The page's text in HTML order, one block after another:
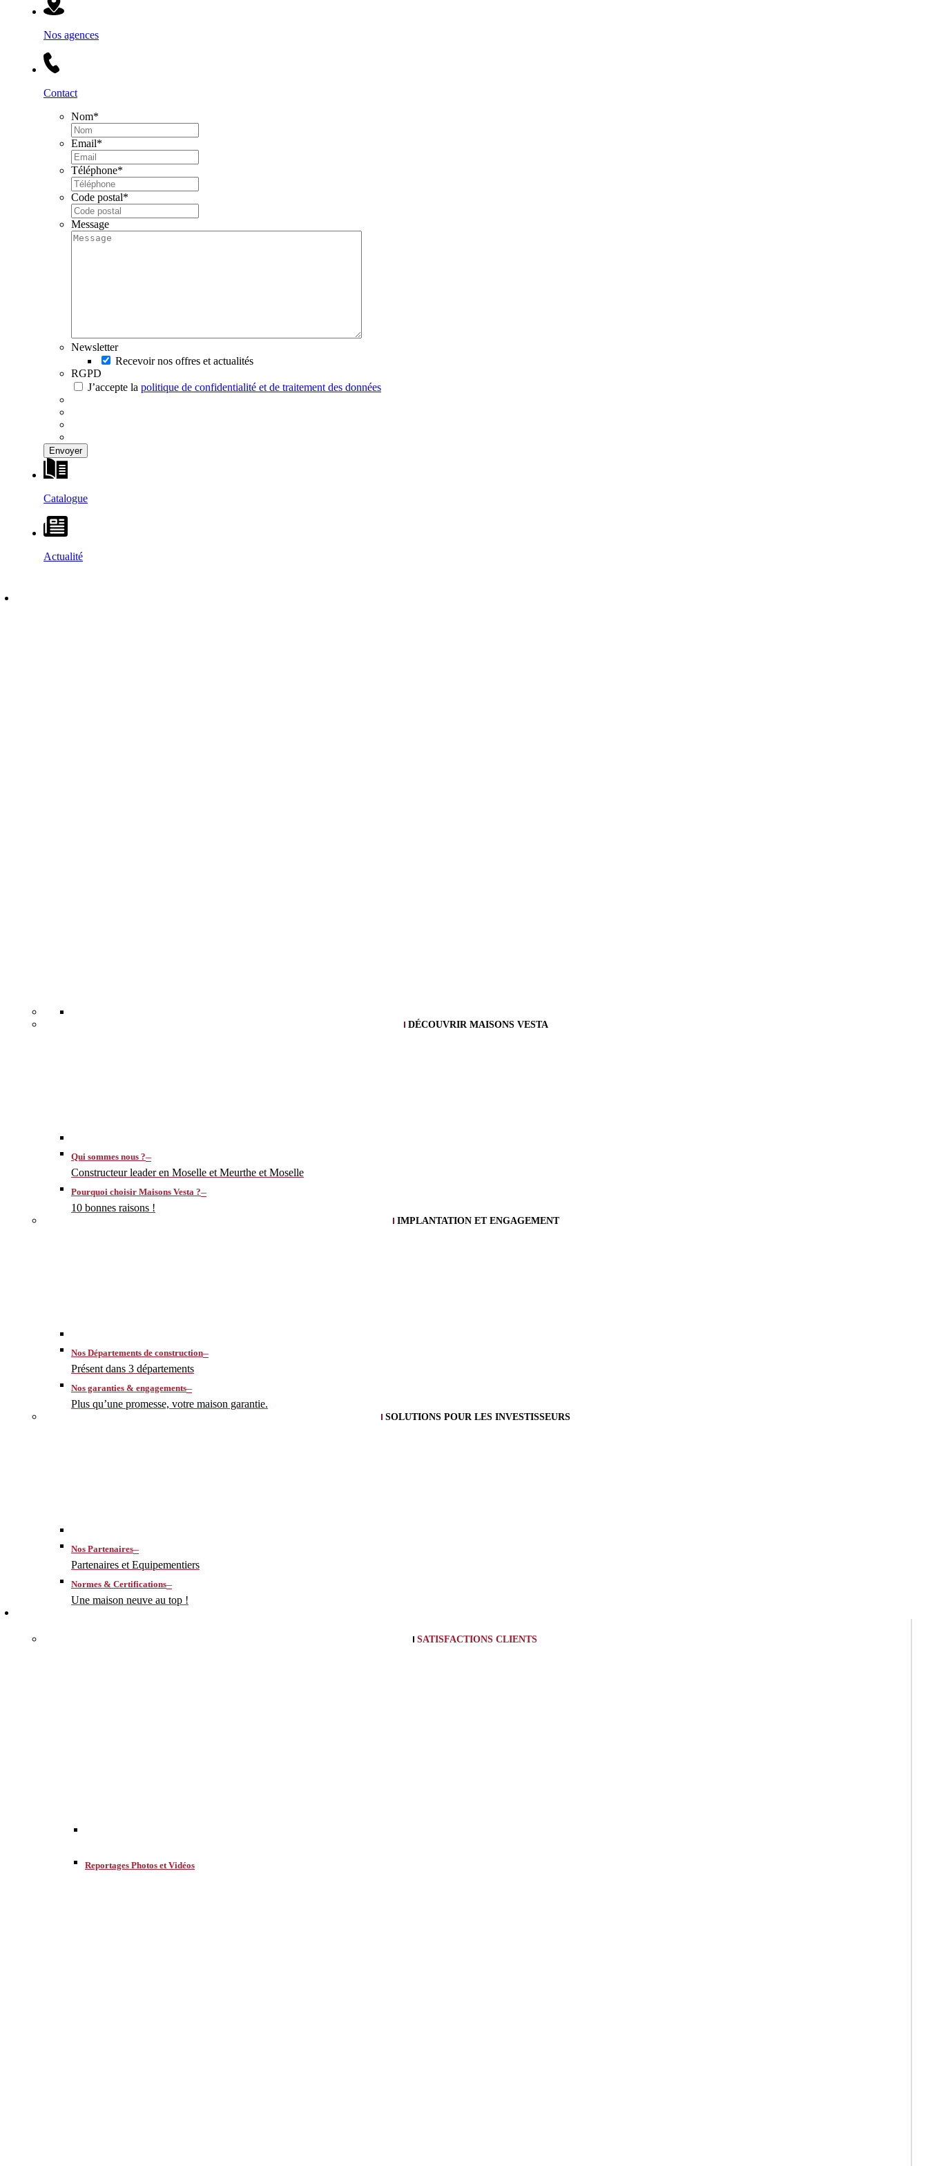
Nos agences
Contact
Nom*
Email*
Téléphone*
Code postal*
Message
Newsletter
Recevoir nos offres et actualités
RGPD
J’accepte la politique de confidentialité et de traitement des données
Catalogue
Actualité
DÉCOUVRIR MAISONS VESTA
Qui sommes nous ?–
Constructeur leader en Moselle et Meurthe et Moselle
Pourquoi choisir Maisons Vesta ?–
10 bonnes raisons !
IMPLANTATION ET ENGAGEMENT
Nos Départements de construction–
Présent dans 3 départements
Nos garanties & engagements–
Plus qu’une promesse, votre maison garantie.
SOLUTIONS POUR LES INVESTISSEURS
Nos Partenaires–
Partenaires et Equipementiers
Normes & Certifications–
Une maison neuve au top !
SATISFACTIONS CLIENTS
Reportages Photos et Vidéos